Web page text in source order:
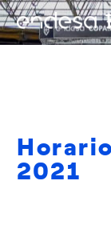
2021